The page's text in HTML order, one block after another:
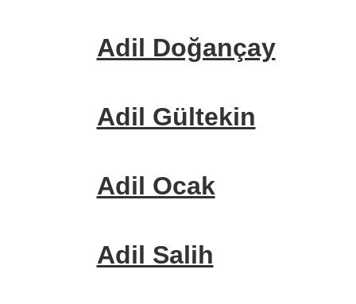
Adil Doğançay
Adil Gültekin
Adil Ocak
Adil Salih